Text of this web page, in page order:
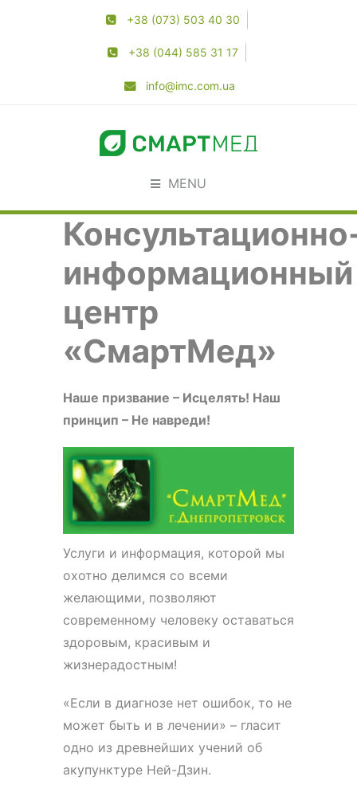
+38 (073) 503 40 30
+38 (044) 585 31 17
info@imc.com.ua
MENU
информационный
центр
«СмартМед»
Наше призвание – Исцелять! Наш
принцип – Не навреди!
Услуги и информация, которой мы
охотно делимся со всеми
желающими, позволяют
современному человеку оставаться
здоровым, красивым и
жизнерадостным!
«Если в диагнозе нет ошибок, то не
может быть и в лечении» – гласит
одно из древнейших учений об
акупунктуре Ней-Дзин.